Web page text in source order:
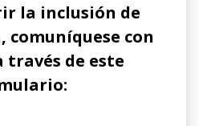
la inclusión de
con
través de este